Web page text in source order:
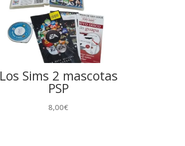
Los Sims 2 mascotas
PSP
8,00€